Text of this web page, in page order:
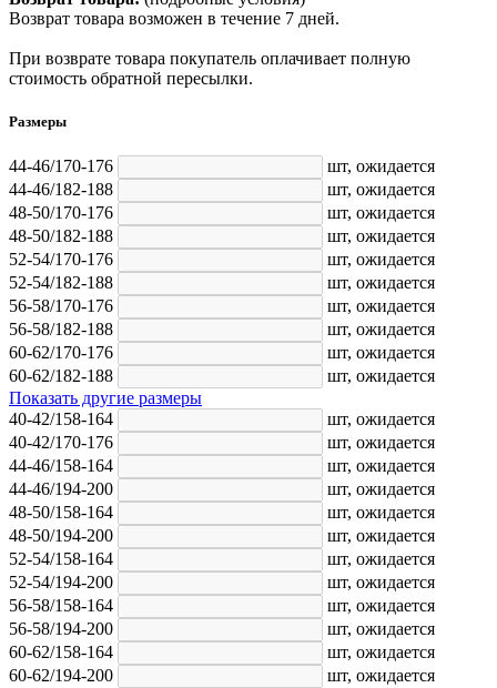
Возврат товара возможен в течение 7 дней.
При возврате товара покупатель оплачивает полную
стоимость обратной пересылки.
Размеры
44-46/170-176 шт, ожидается
44-46/182-188
шт, ожидается
48-50/170-176
шт, ожидается
48-50/182-188
шт, ожидается
52-54/170-176
шт, ожидается
52-54/182-188
шт, ожидается
56-58/170-176
шт, ожидается
56-58/182-188
шт, ожидается
60-62/170-176
шт, ожидается
60-62/182-188
шт, ожидается
Показать другие размеры
40-42/158-164
шт, ожидается
40-42/170-176
шт, ожидается
44-46/158-164
шт, ожидается
44-46/194-200
шт, ожидается
48-50/158-164
шт, ожидается
48-50/194-200
шт, ожидается
52-54/158-164
шт, ожидается
52-54/194-200
шт, ожидается
56-58/158-164
шт, ожидается
56-58/194-200
шт, ожидается
60-62/158-164
шт, ожидается
60-62/194-200
шт, ожидается